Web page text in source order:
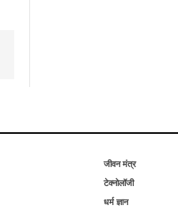
जीवन मंत्र
टेक्नोलॉजी
धर्म ज्ञान